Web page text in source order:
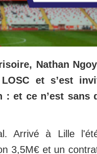
Nathan
et s’est
: et ce n’est sans
Arrivé à Lille
3,5M€ et un